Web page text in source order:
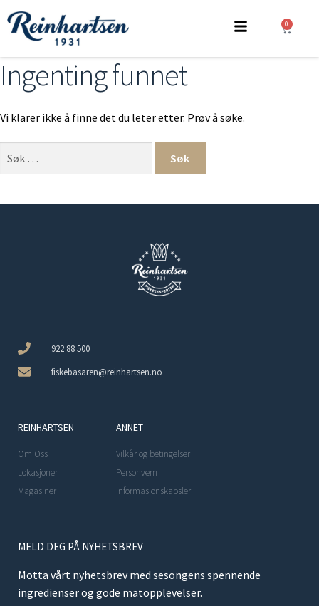
0
Ingenting funnet
Vi klarer ikke å finne det du leter etter. Prøv å søke.
922 88 500
fiskebasaren@reinhartsen.no
REINHARTSEN
Om Oss
Lokasjoner
Magasiner
ANNET
Vilkår og betingelser
Personvern
Informasjonskapsler
MELD DEG PÅ NYHETSBREV
Motta vårt nyhetsbrev med sesongens spennende
ingredienser og gode matopplevelser.